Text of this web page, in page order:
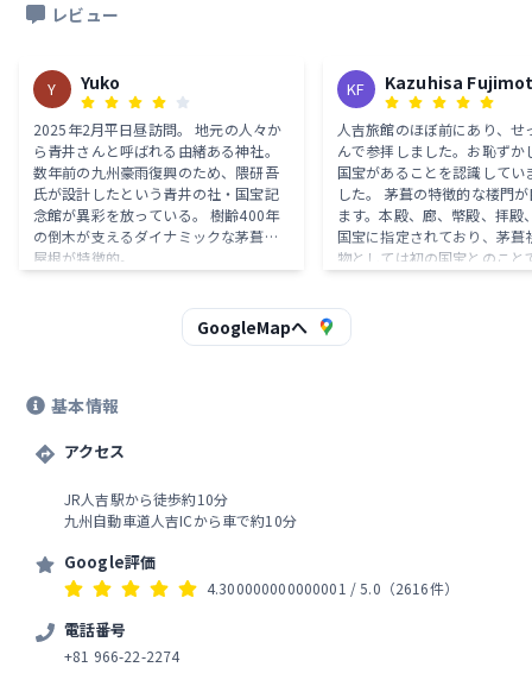
レビュー
Y Yuko
2025年2月平日昼訪問。 地元の人々か
ら青井さんと呼ばれる由緒ある神社。
数年前の九州豪雨復興のため、隈研吾
氏が設計したという青井の社・国宝記
念館が異彩を放っている。 樹齢400年
の倒木が支えるダイナミックな茅葺き
屋根が特徴的。
KF Kazuhisa
人吉旅館のほぼ前にあり、せ
んで参拝しました。お恥ずか
国宝があることを認識してい
した。 茅葺の特徴的な楼門
ます。本殿、廊、幣殿、拝殿
国宝に指定されており、茅葺
物としては初の国宝とのこと
ですね。 ご祭神は建磐龍命
である阿蘇津媛命、両神の御
GoogleMapへ
基本情報
アクセス
JR人吉駅から徒歩約10分
九州自動車道人吉ICから車で約10分
Google評価
4.300000000000001 / 5.0 （2616件）
電話番号
+81 966-22-2274